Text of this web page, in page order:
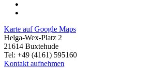
Karte auf Google Maps
Helga-Wex-Platz 2
21614 Buxtehude
Tel: +49 (4161) 595160
Kontakt aufnehmen